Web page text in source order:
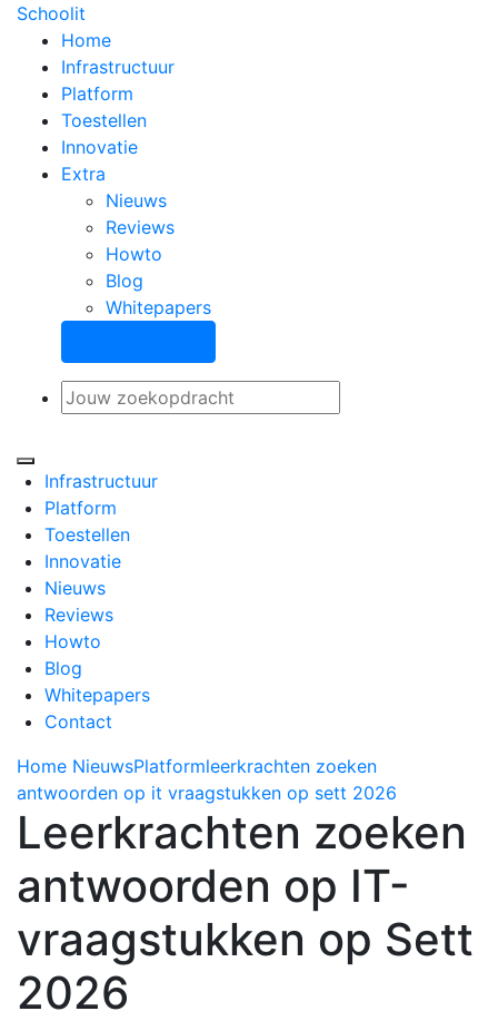
Schoolit
Home
Infrastructuur
Platform
Toestellen
Innovatie
Extra
Nieuws
Reviews
Howto
Blog
Whitepapers
Infrastructuur
Platform
Toestellen
Innovatie
Nieuws
Reviews
Howto
Blog
Whitepapers
Contact
Home NieuwsPlatformleerkrachten zoeken
antwoorden op it vraagstukken op sett 2026
Leerkrachten zoeken
antwoorden op IT-
vraagstukken op Sett
2026